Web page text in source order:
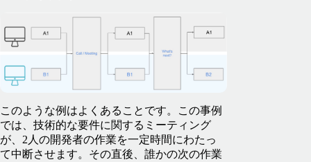
このような例はよくあることです。この事例
では、技術的な要件に関するミーティング
が、2人の開発者の作業を一定時間にわたっ
て中断させます。その直後、誰かの次の作業